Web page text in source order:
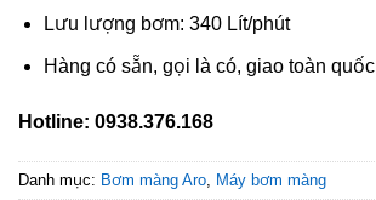
Lưu lượng bơm: 340 Lít/phút
Hàng có sẵn, gọi là có, giao toàn quốc
Hotline: 0938.376.168
Danh mục: Bơm màng Aro, Máy bơm màng